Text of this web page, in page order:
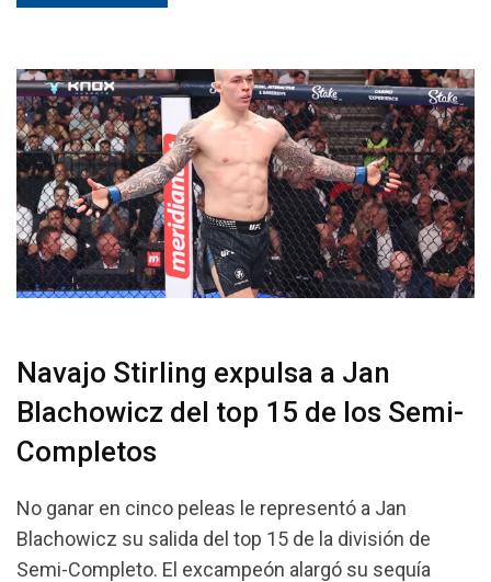
Navajo Stirling expulsa a Jan
Blachowicz del top 15 de los Semi-
Completos
No ganar en cinco peleas le representó a Jan
Blachowicz su salida del top 15 de la división de
Semi-Completo. El excampeón alargó su sequía